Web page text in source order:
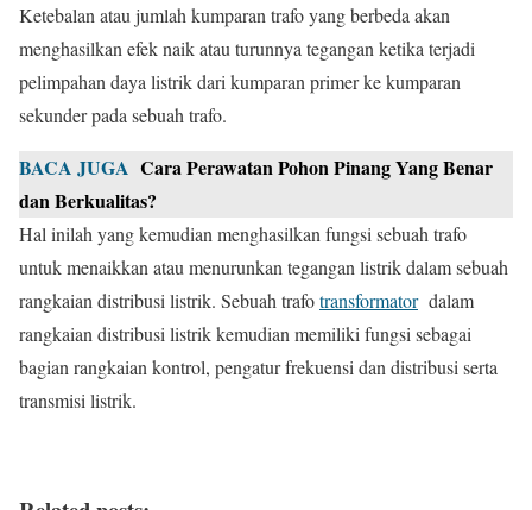
Ketebalan atau jumlah kumparan trafo yang berbeda akan
menghasilkan efek naik atau turunnya tegangan ketika terjadi
pelimpahan daya listrik dari kumparan primer ke kumparan
sekunder pada sebuah trafo.
BACA JUGA Cara Perawatan Pohon Pinang Yang Benar
dan Berkualitas?
Hal inilah yang kemudian menghasilkan fungsi sebuah trafo
untuk menaikkan atau menurunkan tegangan listrik dalam sebuah
rangkaian distribusi listrik. Sebuah trafotransformatordalam
rangkaian distribusi listrik kemudian memiliki fungsi sebagai
bagian rangkaian kontrol, pengatur frekuensi dan distribusi serta
transmisi listrik.